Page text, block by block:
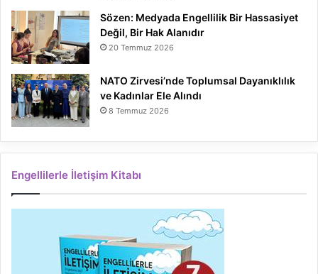
Sözen: Medyada Engellilik Bir Hassasiyet
Değil, Bir Hak Alanıdır
20 Temmuz 2026
NATO Zirvesi’nde Toplumsal Dayanıklılık
ve Kadınlar Ele Alındı
8 Temmuz 2026
Engellilerle İletişim Kitabı